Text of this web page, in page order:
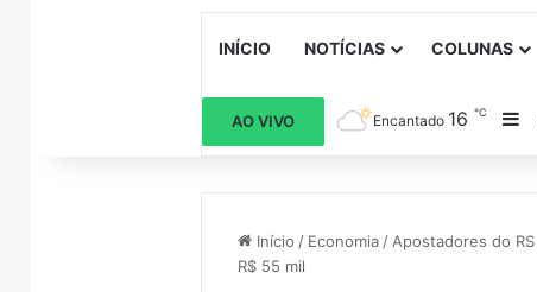
INÍCIO NOTÍCIAS COLUNAS
AO VIVO Encantado 16℃
Início / Economia / Apostadores do
R$ 55 mil